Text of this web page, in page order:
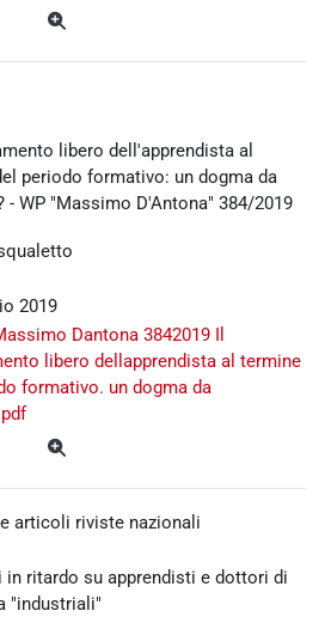
libero dell'apprendista al
periodo formativo: un dogma da
- WP "Massimo D'Antona" 384/2019
2019
Dantona 3842019 Il
libero dellapprendista al termine
formativo. un dogma da
articoli riviste nazionali
in ritardo su apprendisti e dottori di
"industriali"